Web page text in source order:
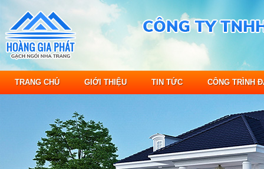
TRANG CHỦ GIỚI THIỆU TIN TỨC CÔNG TRÌNH